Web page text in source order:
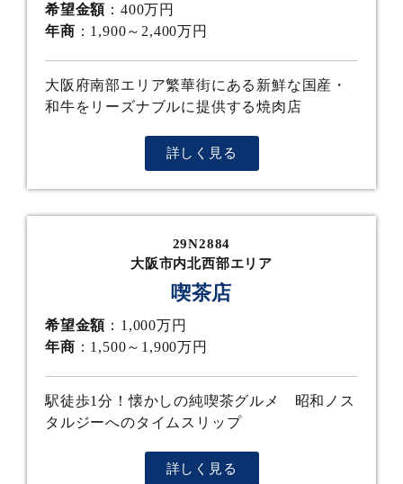
希望金額 ：400万円
年商 ：1,900～2,400万円
大阪府南部エリア繁華街にある新鮮な国産・
和牛をリーズナブルに提供する焼肉店
詳しく見る
29N2884
大阪市内北西部エリア
喫茶店
希望金額 ：1,000万円
年商 ：1,500～1,900万円
駅徒歩1分！懐かしの純喫茶グルメ 昭和ノス
タルジーへのタイムスリップ
詳しく見る